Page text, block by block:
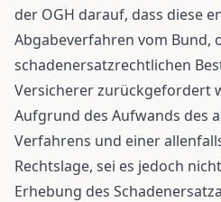
der OGH darauf, dass diese
Abgabeverfahren vom Bund,
schadenersatzrechtlichen
Versicherer zurückgefordert
Aufgrund des Aufwands des
Verfahrens und einer
Rechtslage, sei es jedoch
Erhebung des